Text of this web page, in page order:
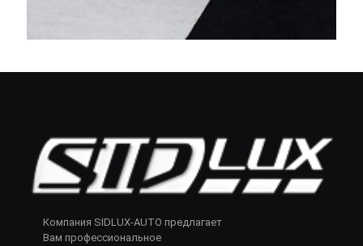
Компания SIDLUX-AUTO предлагает
Вам профессиональное